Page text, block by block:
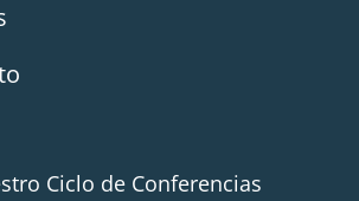
Ciclo de Conferencias